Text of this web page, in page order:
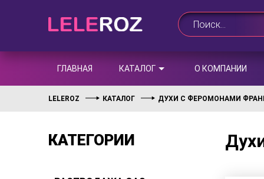
ГЛАВНАЯ КАТАЛОГ О КОМПАНИИ
LELEROZ КАТАЛОГ ДУХИ С ФЕРОМОНАМИ
КАТЕГОРИИ